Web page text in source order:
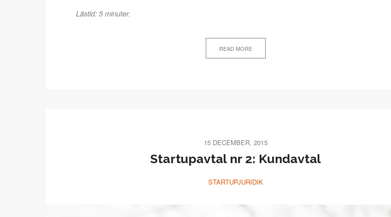
Lästid: 5 minuter.
READ MORE
15 DECEMBER, 2015
Startupavtal nr 2: Kundavtal
STARTUPJURIDIK